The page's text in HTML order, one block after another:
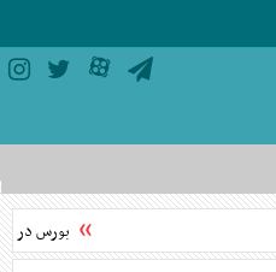
بورس در